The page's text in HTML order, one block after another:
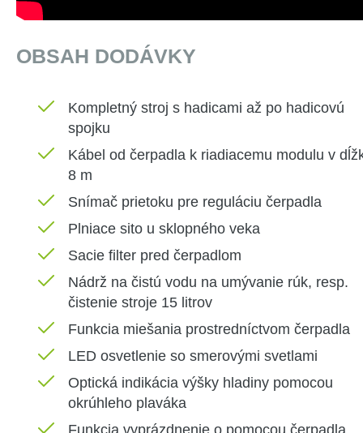
OBSAH DODÁVKY
Kompletný stroj s hadicami až po hadicovú
spojku
Kábel od čerpadla k riadiacemu modulu v
8 m
Snímač prietoku pre reguláciu čerpadla
Plniace sito u sklopného veka
Sacie filter pred čerpadlom
Nádrž na čistú vodu na umývanie rúk, resp.
čistenie stroje 15 litrov
Funkcia miešania prostredníctvom čerpadla
LED osvetlenie so smerovými svetlami
Optická indikácia výšky hladiny pomocou
okrúhleho plaváka